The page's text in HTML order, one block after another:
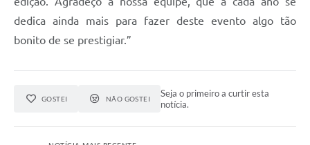
dedica ainda mais para fazer deste evento algo tão
bonito de se prestigiar.”
GOSTEI NÃO GOSTEI
Seja o primeiro a curtir esta
notícia.